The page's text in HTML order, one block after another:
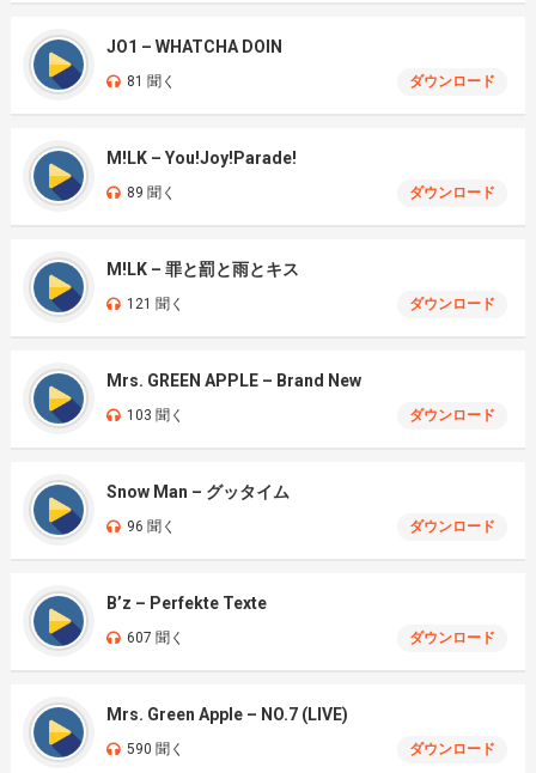
JO1 – WHATCHA DOIN
81 聞く ダウンロード
M!LK – You!Joy!Parade!
89 聞く ダウンロード
M!LK – 罪と罰と雨とキス
121 聞く ダウンロード
Mrs. GREEN APPLE – Brand New
103 聞く ダウンロード
Snow Man – グッタイム
96 聞く ダウンロード
B’z – Perfekte Texte
607 聞く ダウンロード
Mrs. Green Apple – NO.7 (LIVE)
590 聞く ダウンロード